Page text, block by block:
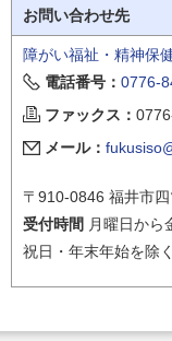
お問い合わせ先
障がい福祉・精神保
電話番号： 0776-
ファックス：
メール：
〒910-0846 福井市
受付時間 月曜日から
祝日・年末年始を除